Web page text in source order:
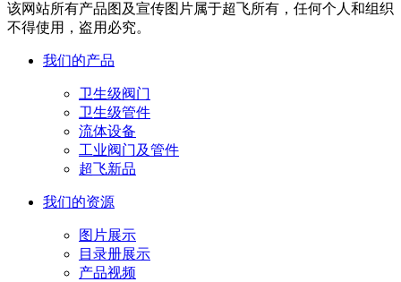
该网站所有产品图及宣传图片属于超飞所有，任何个人和组织
不得使用，盗用必究。
我们的产品
卫生级阀门
卫生级管件
流体设备
工业阀门及管件
超飞新品
我们的资源
图片展示
目录册展示
产品视频